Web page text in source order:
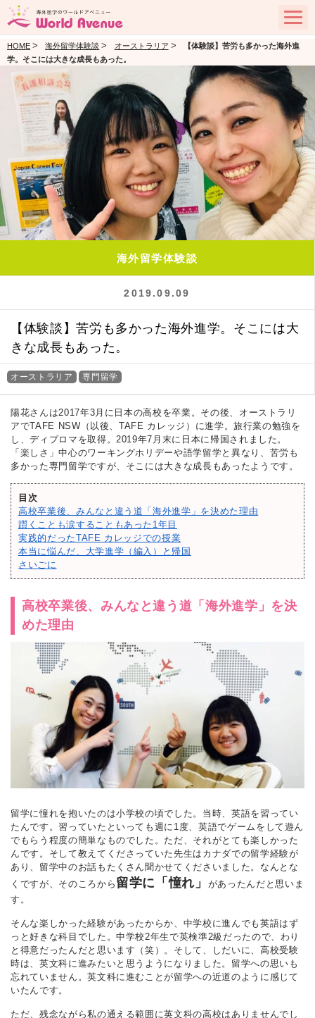
HOME > 海外留学体験談 > オーストラリア >
【体験談】苦労も多かった海外進
学。そこには大きな成長もあった。
海外留学体験談
2019.09.09
【体験談】苦労も多かった海外進学。そこには大
きな成長もあった。
オーストラリア 専門留学
陽花さんは2017年3月に日本の高校を卒業。その後、オーストラリ
アでTAFE NSW（以後、TAFE カレッジ）に進学。旅行業の勉強を
し、ディプロマを取得。2019年7月末に日本に帰国されました。
「楽しさ」中心のワーキングホリデーや語学留学と異なり、苦労も
多かった専門留学ですが、そこには大きな成長もあったようです。
目次
高校卒業後、みんなと違う道「海外進学」を決めた理由
躓くことも涙することもあった1年目
実践的だったTAFE カレッジでの授業
本当に悩んだ、大学進学（編入）と帰国
さいごに
高校卒業後、みんなと違う道「海外進学」を決
めた理由
留学に憧れを抱いたのは小学校の頃でした。当時、英語を習ってい
たんです。習っていたといっても週に1度、英語でゲームをして遊ん
でもらう程度の簡単なものでした。ただ、それがとても楽しかった
んです。そして教えてくださっていた先生はカナダでの留学経験が
あり、留学中のお話もたくさん聞かせてくださいました。なんとな
くですが、そのころから 留学に「憧れ」
があったんだと思いま
す。
そんな楽しかった経験があったからか、中学校に進んでも英語はず
っと好きな科目でした。中学校2年生で英検準2級だったので、わり
と得意だったんだと思います（笑）。そして、しだいに、高校受験
時は、英文科に進みたいと思うようになりました。留学への思いも
忘れていません。英文科に進むことが留学への近道のように感じて
いたんです。
ただ、残念ながら私の通える範囲に英文科の高校はありませんでし